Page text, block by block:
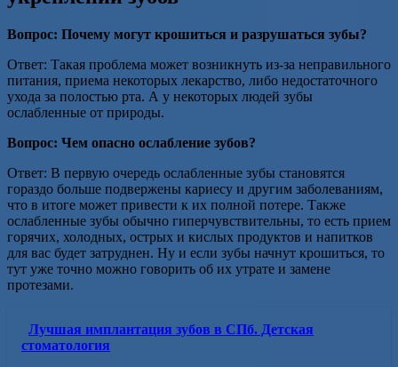
Вопрос: Почему могут крошиться и разрушаться зубы?
Ответ: Такая проблема может возникнуть из-за неправильного
питания, приема некоторых лекарство, либо недостаточного
ухода за полостью рта. А у некоторых людей зубы
ослабленные от природы.
Вопрос: Чем опасно ослабление зубов?
Ответ: В первую очередь ослабленные зубы становятся
гораздо больше подвержены кариесу и другим заболеваниям,
что в итоге может привести к их полной потере. Также
ослабленные зубы обычно гиперчувствительны, то есть прием
горячих, холодных, острых и кислых продуктов и напитков
для вас будет затруднен. Ну и если зубы начнут крошиться, то
тут уже точно можно говорить об их утрате и замене
протезами.
Лучшая имплантация зубов в СПб. Детская
стоматология